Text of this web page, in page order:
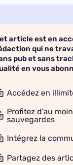
article est en
qui ne
pub et sans
en vous
Accédez en
Profitez d'au
sauvegardes
Intégrez la
Partagez des